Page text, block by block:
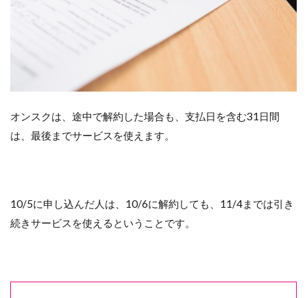
オンスクは、途中で解約した場合も、支払日を含む31日間
は、最後までサービスを使えます。
10/5に申し込んだ人は、10/6に解約しても、11/4までは引き
続きサービスを使えるということです。